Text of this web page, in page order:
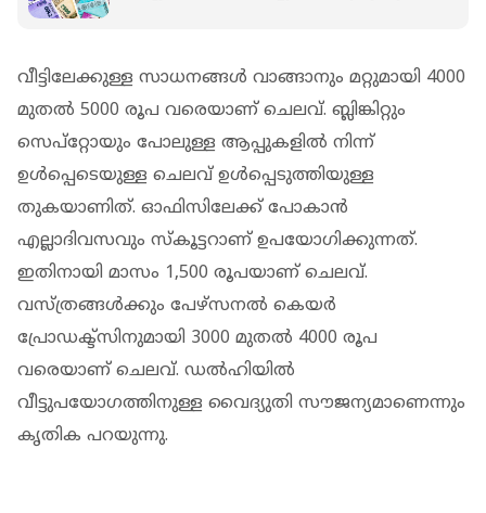
വീട്ടിലേക്കുള്ള സാധനങ്ങള്‍ വാങ്ങാനും മറ്റുമായി 4000
മുതല്‍ 5000 രൂപ വരെയാണ് ചെലവ്. ബ്ലിങ്കിറ്റും
സെപ്‌റ്റോയും പോലുള്ള ആപ്പുകളില്‍ നിന്ന്
ഉള്‍പ്പെടെയുള്ള ചെലവ് ഉള്‍പ്പെടുത്തിയുള്ള
തുകയാണിത്. ഓഫിസിലേക്ക് പോകാന്‍
എല്ലാദിവസവും സ്‌കൂട്ടറാണ് ഉപയോഗിക്കുന്നത്.
ഇതിനായി മാസം 1,500 രൂപയാണ് ചെലവ്.
വസ്ത്രങ്ങള്‍ക്കും പേഴ്‌സനല്‍ കെയര്‍
പ്രോഡക്ട്‌സിനുമായി 3000 മുതല്‍ 4000 രൂപ
വരെയാണ് ചെലവ്. ഡല്‍ഹിയില്‍
വീട്ടുപയോഗത്തിനുള്ള വൈദ്യുതി സൗജന്യമാണെന്നും
കൃതിക പറയുന്നു.